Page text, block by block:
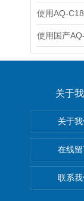
关于
关于
在线
联系我